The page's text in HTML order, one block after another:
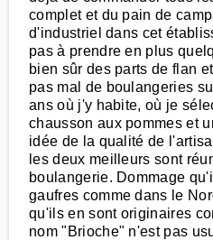
complet et du pain de
d'industriel dans cet
pas à prendre en plus
bien sûr des parts de flan
pas mal de boulangeries
ans où j'y habite, où je
chausson aux pommes et
idée de la qualité de
les deux meilleurs sont
boulangerie. Dommage
gaufres comme dans le
qu'ils en sont originaires
nom "Brioche" n'est pas